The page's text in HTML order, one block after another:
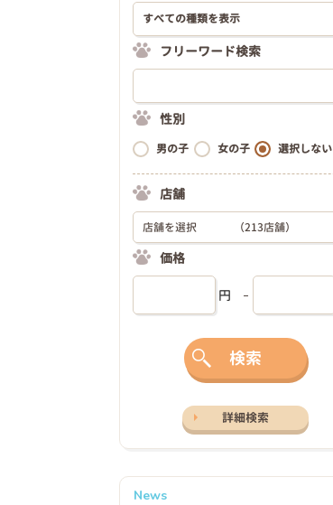
フリーワード検索
性別
男の子 女の子 選択しない
店舗
店舗を選択 （213店舗）
価格
円
検索
詳細検索
News